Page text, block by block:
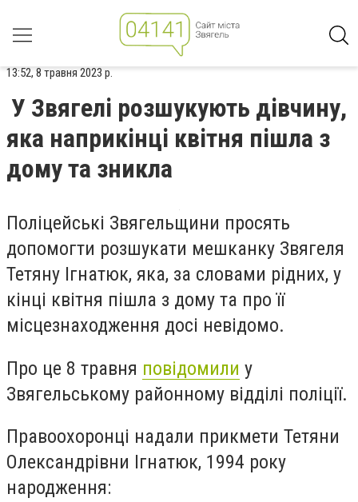
13:52, 8 травня 2023 р.
У Звягелі розшукують дівчину,
яка наприкінці квітня пішла з
дому та зникла
Поліцейські Звягельщини просять
допомогти розшукати мешканку Звягеля
Тетяну Ігнатюк, яка, за словами рідних, у
кінці квітня пішла з дому та про її
місцезнаходження досі невідомо.
Про це 8 травня повідомили у
Звягельському районному відділі поліції.
Правоохоронці надали прикмети Тетяни
Олександрівни Ігнатюк, 1994 року
народження: